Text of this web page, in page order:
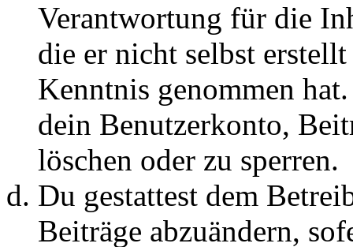
Verantwortung für die
die er nicht selbst
Kenntnis genommen
dein Benutzerkonto,
löschen oder zu sperren.
Du gestattest dem
Beiträge abzuändern,